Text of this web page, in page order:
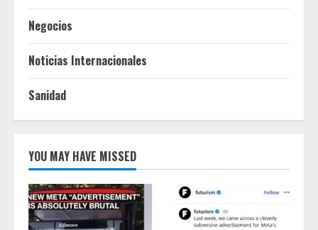
Negocios
Noticias Internacionales
Sanidad
YOU MAY HAVE MISSED